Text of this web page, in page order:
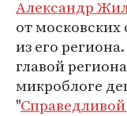
Александр
от московских
из его
главой
микроблоге
"